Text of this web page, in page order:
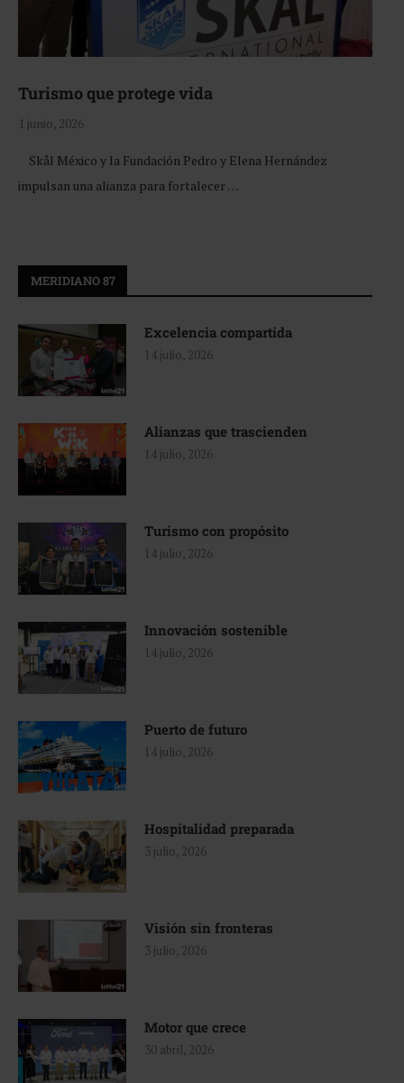
Turismo que protege vida
1 junio, 2026
Skål México y la Fundación Pedro y Elena Hernández
impulsan una alianza para fortalecer …
MERIDIANO 87
Excelencia compartida
14 julio, 2026
Alianzas que trascienden
14 julio, 2026
Turismo con propósito
14 julio, 2026
Innovación sostenible
14 julio, 2026
Puerto de futuro
14 julio, 2026
Hospitalidad preparada
3 julio, 2026
Visión sin fronteras
3 julio, 2026
Motor que crece
30 abril, 2026